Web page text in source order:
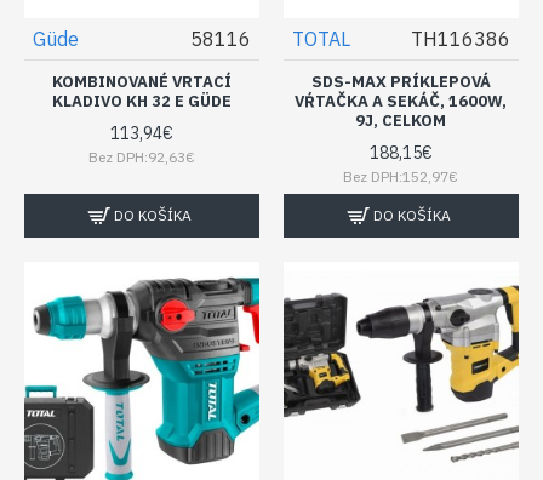
Güde 58116
KOMBINOVANÉ VRTACÍ
KLADIVO KH 32 E GÜDE
113,94€
Bez DPH:92,63€
DO KOŠÍKA
TOTAL TH116386
SDS-MAX PRÍKLEPOVÁ
VŔTAČKA A SEKÁČ, 1600W,
9J, CELKOM
188,15€
Bez DPH:152,97€
DO KOŠÍKA